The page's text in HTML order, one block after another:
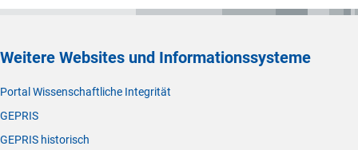
Weitere Websites und Informationssysteme
Portal Wissenschaftliche Integrität
GEPRIS
GEPRIS historisch